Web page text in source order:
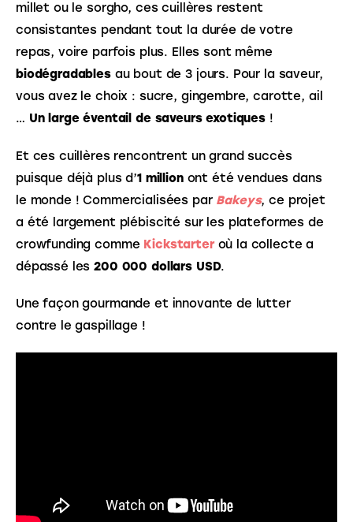
millet ou le sorgho, ces cuillères restent
consistantes pendant tout la durée de votre
repas, voire parfois plus. Elles sont même
biodégradables au bout de 3 jours. Pour la saveur,
vous avez le choix : sucre, gingembre, carotte, ail
… Un large éventail de saveurs exotiques !
Et ces cuillères rencontrent un grand succès
puisque déjà plus d’1 million ont été vendues dans
le monde ! Commercialisées par Bakeys, ce projet
a été largement plébiscité sur les plateformes de
crowfunding comme Kickstarter où la collecte a
dépassé les 200 000 dollars USD.
Une façon gourmande et innovante de lutter
contre le gaspillage !